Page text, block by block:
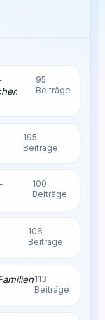
95
Beiträge
195
Beiträge
100
Beiträge
106
Beiträge
113
Beiträge